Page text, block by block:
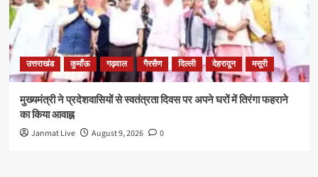
उत्तराखंड कुमाँऊ गढ़वाल गैरसैण दिल्ली देहरादून मसूरी
मुख्यमंत्री ने प्रदेशवासियों से स्वतंत्रता दिवस पर अपने घरों में तिरंगा फहराने
का किया आवाह्न
Janmat Live August 9, 2026 0